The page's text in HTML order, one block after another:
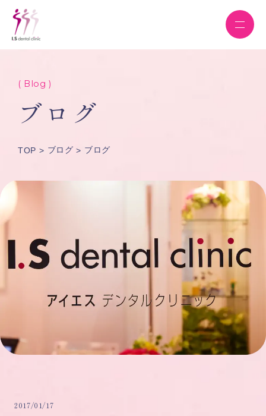
( Blog )
ブログ
TOP ブログ ブログ
2017/01/17